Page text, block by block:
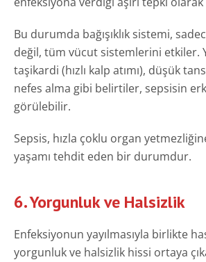
Bu durumda bağışıklık sistemi,
değil, tüm vücut sistemlerini etkiler.
taşikardi (hızlı kalp atımı), düşük
nefes alma gibi belirtiler, sepsisin
görülebilir.
Sepsis, hızla çoklu organ
yaşamı tehdit eden bir durumdur.
6. Yorgunluk ve Halsizlik
Enfeksiyonun yayılmasıyla birlikte
yorgunluk ve halsizlik hissi ortaya